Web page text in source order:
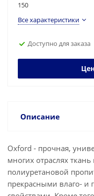
150
Все характеристики
Доступно для заказа
Описание
Oxford - прочная,
многих отраслях
полиуретановой
прекрасными влаго- и